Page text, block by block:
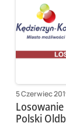
5 Czerwiec
Losowanie
Polski